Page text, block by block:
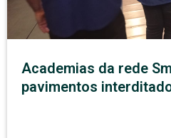
Academias da rede
pavimentos